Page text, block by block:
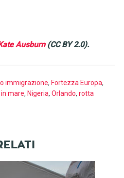
Ausburn(CC BY 2.0).
immigrazione, Fortezza Europa,
mare, Nigeria, Orlando, rotta